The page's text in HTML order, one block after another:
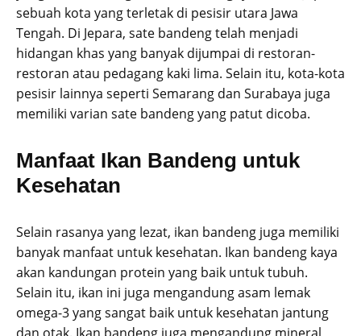
sebuah kota yang terletak di pesisir utara Jawa
Tengah. Di Jepara, sate bandeng telah menjadi
hidangan khas yang banyak dijumpai di restoran-
restoran atau pedagang kaki lima. Selain itu, kota-kota
pesisir lainnya seperti Semarang dan Surabaya juga
memiliki varian sate bandeng yang patut dicoba.
Manfaat Ikan Bandeng untuk
Kesehatan
Selain rasanya yang lezat, ikan bandeng juga memiliki
banyak manfaat untuk kesehatan. Ikan bandeng kaya
akan kandungan protein yang baik untuk tubuh.
Selain itu, ikan ini juga mengandung asam lemak
omega-3 yang sangat baik untuk kesehatan jantung